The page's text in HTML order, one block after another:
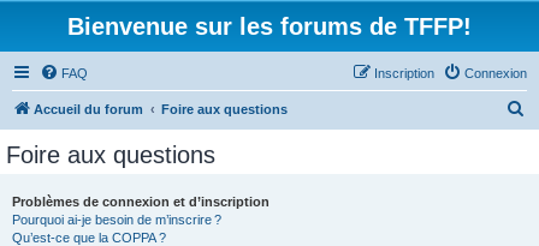
Bienvenue sur les forums de TFFP!
FAQ Connexion
Inscription
Accueil du forum Foire aux questions
Foire aux questions
Problèmes de connexion et d’inscription
Pourquoi ai-je besoin de m’inscrire ?
Qu’est-ce que la COPPA ?